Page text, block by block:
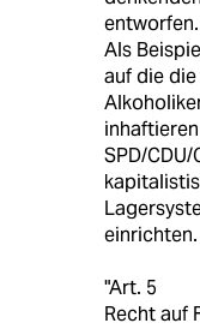
entworfen.
Als
auf die
SPD/
einrichten.
"Art. 5
Recht auf